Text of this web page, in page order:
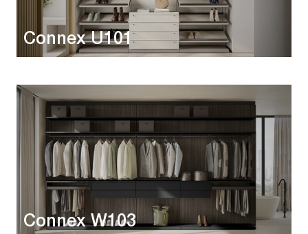
Connex U101
Connex W103